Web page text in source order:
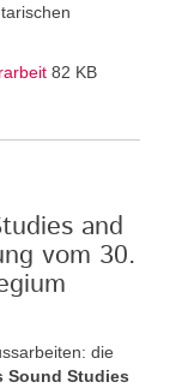
82 KB
and
vom 30.
die
Sound Studies